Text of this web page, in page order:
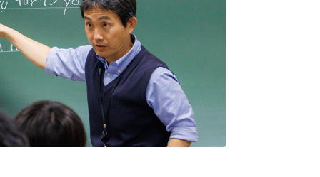
ステップの特色検査対策
Webパンフレット
スクール定員情報
STEPキッズ
STEP Junior Labo
サイエンス教室
ステップの特色検査対策
Webパンフレット
スクール定員情報
高校受験合格者の声
県立中高一貫校合格実績
県立中高一貫校合格者の声
大学受験合格実績
大学受験合格者の声
その他のコンテンツ
受付中の模試・イベント